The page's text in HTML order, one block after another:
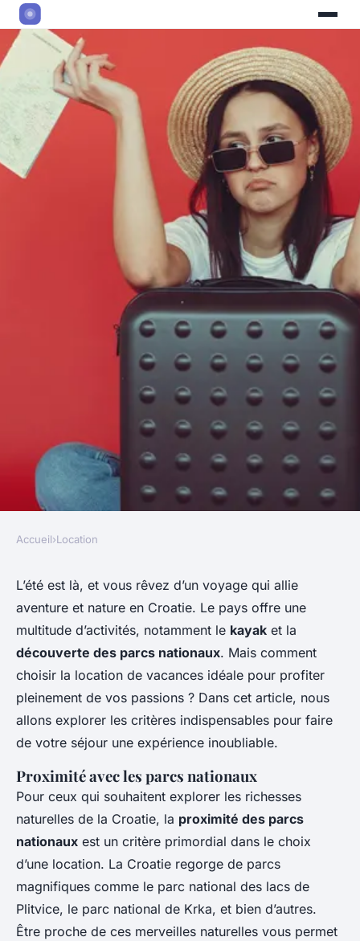
Quels sont les critères pour
choisir une location de
vacances en Croatie avec des
activités de kayak et des
visites de parcs nationaux?
Accueil›Location
L’été est là, et vous rêvez d’un voyage qui allie
aventure et nature en Croatie. Le pays offre une
multitude d’activités, notamment le kayak et la
découverte des parcs nationaux. Mais comment
choisir la location de vacances idéale pour profiter
pleinement de vos passions ? Dans cet article, nous
allons explorer les critères indispensables pour faire
de votre séjour une expérience inoubliable.
Proximité avec les parcs nationaux
Pour ceux qui souhaitent explorer les richesses
naturelles de la Croatie, la proximité des parcs
nationaux est un critère primordial dans le choix
d’une location. La Croatie regorge de parcs
magnifiques comme le parc national des lacs de
Plitvice, le parc national de Krka, et bien d’autres.
Être proche de ces merveilles naturelles vous permet